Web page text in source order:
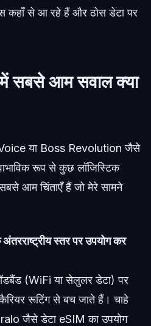
कहाँ से आ रहे हैं और ठोस डेटा पर
सबसे आम सवाल क्या
या Boss Revolution जैसे
रूप से कुछ लॉजिस्टिक
आम चिंताएँ हैं जो मेरे सामने
स्तर पर उपयोग कर
(WiFi या सेलुलर डेटा) पर
रूटिंग से बच जाते हैं। चाहे
जैसे डेटा eSIM का उपयोग